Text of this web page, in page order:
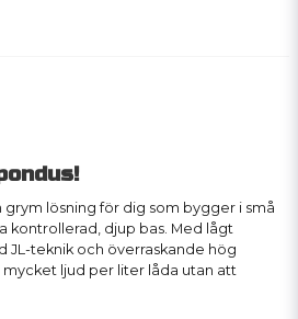
grym lösning för dig som bygger i små
kontrollerad, djup bas. Med lågt
JL-teknik och överraskande hög
mycket ljud per liter låda utan att